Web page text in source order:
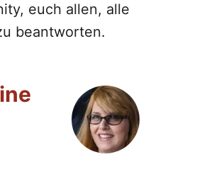
euch allen, alle
beantworten.